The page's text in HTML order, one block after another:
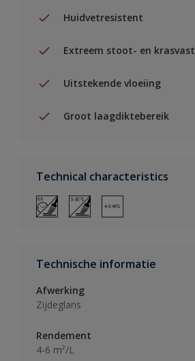
Huidvetresistent
Extreem stoot- en krasvast
Uitstekende vloeiing
Groot laagdiktebereik
Technical characteristics
Technische informatie
Afwerking
Zijdeglans
Rendement
4-6 m²/L